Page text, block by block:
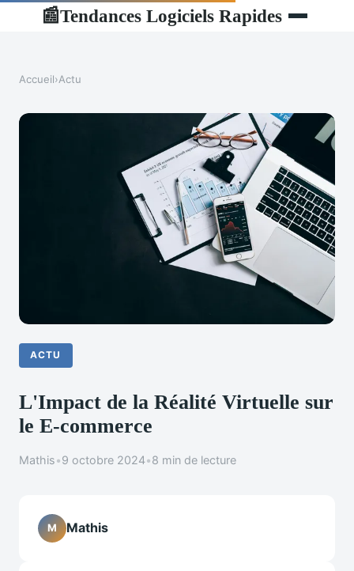
📰Tendances Logiciels Rapides
Accueil›Actu
ACTU
L'Impact de la Réalité Virtuelle sur
le E-commerce
Mathis•9 octobre 2024•8 min de lecture
M Mathis